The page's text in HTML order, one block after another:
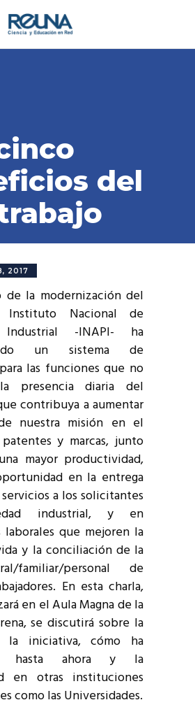
del
2017
de la modernización del
Instituto Nacional de
Industrial -INAPI- ha
un sistema de
las funciones que no
presencia diaria del
contribuya a aumentar
nuestra misión en el
y marcas, junto
mayor productividad,
en la entrega
a los solicitantes
industrial, y en
que mejoren la
y la conciliación de la
familiar/personal de
En esta charla,
en el Aula Magna de la
se discutirá sobre la
la iniciativa, cómo ha
hasta ahora y la
en otras instituciones
como las Universidades.